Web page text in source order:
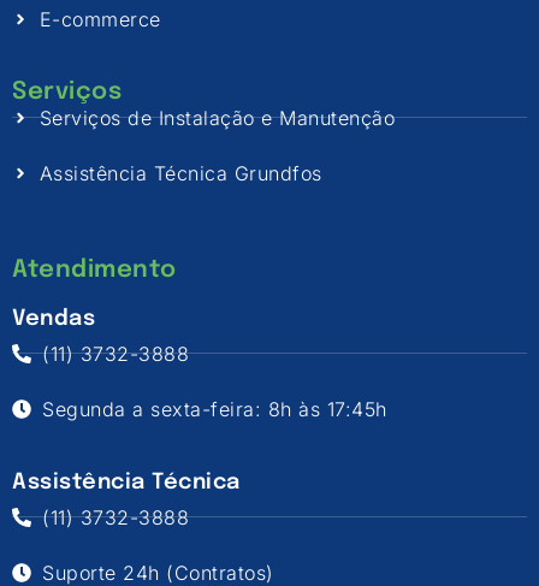
E-commerce
Serviços
Serviços de Instalação e Manutenção
Assistência Técnica Grundfos
Atendimento
Vendas
(11) 3732-3888
Segunda a sexta-feira: 8h às 17:45h
Assistência Técnica
(11) 3732-3888
Suporte 24h (Contratos)